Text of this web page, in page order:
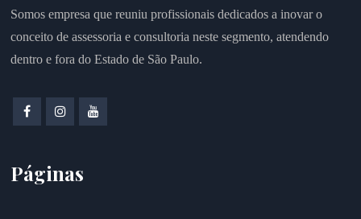
Somos empresa que reuniu profissionais dedicados a inovar o
conceito de assessoria e consultoria neste segmento, atendendo
dentro e fora do Estado de São Paulo.
Páginas